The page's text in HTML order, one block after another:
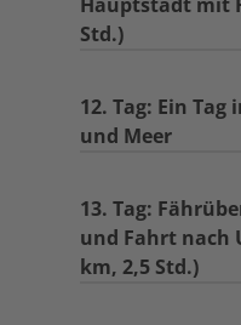
Std.)
12. Tag: Ein
und Meer
13. Tag:
und Fahrt nach
km, 2,5 Std.)